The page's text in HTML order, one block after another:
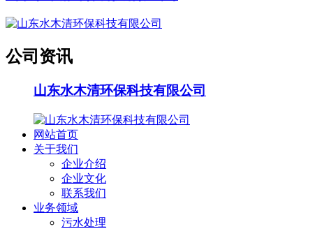
公司资讯
山东水木清环保科技有限公司
网站首页
关于我们
企业介绍
企业文化
联系我们
业务领域
污水处理